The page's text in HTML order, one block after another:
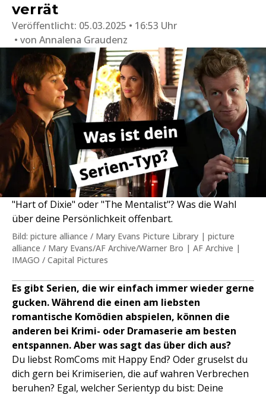
verrät
Veröffentlicht: 05.03.2025 • 16:53 Uhr
von Annalena Graudenz
"Hart of Dixie" oder "The Mentalist"? Was die Wahl
über deine Persönlichkeit offenbart.
Bild: picture alliance / Mary Evans Picture Library | picture
alliance / Mary Evans/AF Archive/Warner Bro | AF Archive |
IMAGO / Capital Pictures
Es gibt Serien, die wir einfach immer wieder gerne
gucken. Während die einen am liebsten
romantische Komödien abspielen, können die
anderen bei Krimi- oder Dramaserie am besten
entspannen. Aber was sagt das über dich aus?
Du liebst RomComs mit Happy End? Oder gruselst du
dich gern bei Krimiserien, die auf wahren Verbrechen
beruhen? Egal, welcher Serientyp du bist: Deine